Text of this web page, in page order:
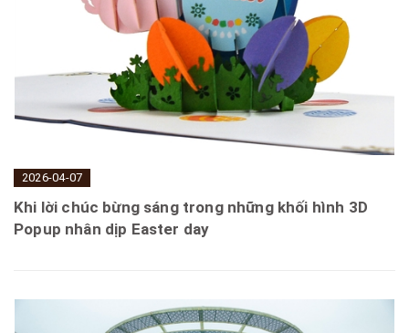
2026-04-07
Khi lời chúc bừng sáng trong những khối hình 3D
Popup nhân dịp Easter day